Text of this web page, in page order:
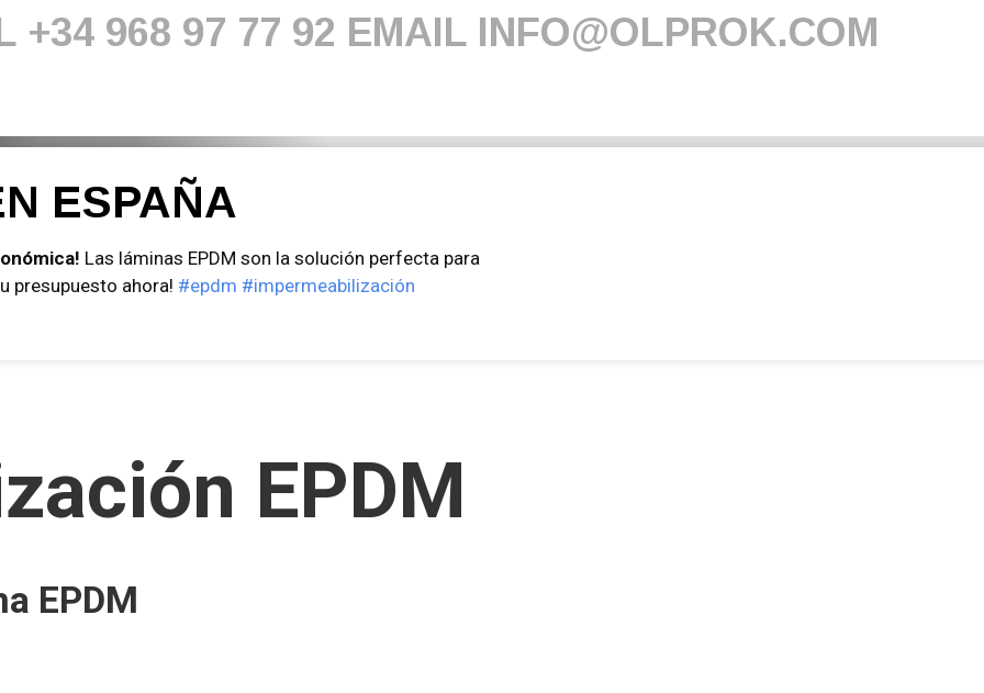
+34 968 97 77 92 EMAIL INFO@OLPROK.COM
ESPAÑA
Las láminas EPDM son la solución perfecta para
presupuesto ahora! #epdm #impermeabilización
EPDM
EPDM